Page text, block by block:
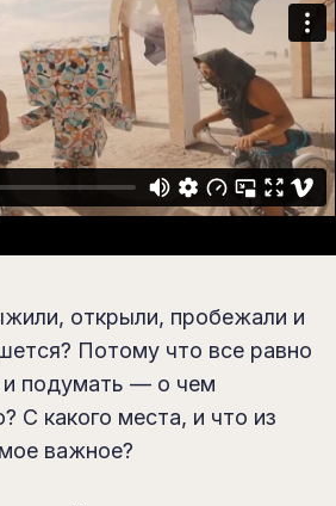
открыли, пробежали и
Потому что все равно
подумать — о чем
C какого места, и что из
важное?